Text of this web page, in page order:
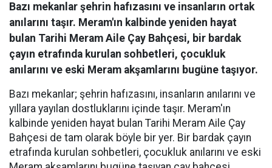
Bazı mekanlar şehrin hafızasını ve insanların ortak
anılarını taşır. Meram'ın kalbinde yeniden hayat
bulan Tarihi Meram Aile Çay Bahçesi, bir bardak
çayın etrafında kurulan sohbetleri, çocukluk
anılarını ve eski Meram akşamlarını bugüne taşıyor.
Bazı mekanlar; şehrin hafızasını, insanların anılarını ve
yıllara yayılan dostluklarını içinde taşır. Meram'ın
kalbinde yeniden hayat bulan Tarihi Meram Aile Çay
Bahçesi de tam olarak böyle bir yer. Bir bardak çayın
etrafında kurulan sohbetleri, çocukluk anılarını ve eski